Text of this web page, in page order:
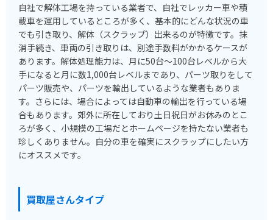
自社で解体工場を持っている業者で、自社でレッカー車や積
載車を運用しているところが多く、基本的にどんな状況の車
でも引き取り、解体（スクラップ）出来るのが特徴です。抹
消手続き、車両の引き取りは、別途手数料がかかるケースが
あります。解体処理能力は、月に50台～100台レベルから大
手になると月に数1,000台レベルまであり、パーツ取りをして
パーツ販売や、パーツを輸出しているような業者もありま
す。さらには、場合によっては自動車の輸出を行っている場
合もあります。郊外に所在しており土日祝日がお休みのとこ
ろが多く、小規模の工場だとホームページを持たない業者も
珍しくありません。自分の車を確実にスクラップにしたい方
にオススメです。
買取屋さんタイプ